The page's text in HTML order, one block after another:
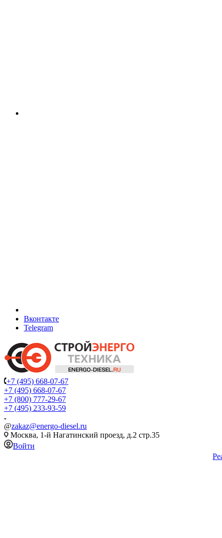
Вконтакте
Telegram
+7 (495) 668-07-67
+7 (495) 668-07-67
+7 (800) 777-29-67
+7 (495) 233-93-59
@zakaz@energo-diesel.ru
Москва, 1-й Нагатинский проезд, д.2 стр.35
Войти